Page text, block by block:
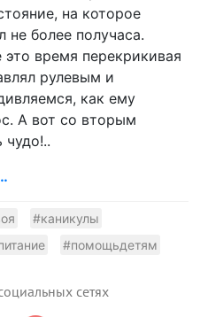
на которое
не более получаса.
время перекрикивая
рулевым и
как ему
А вот со вторым
чудо!..
#каникулы
#помощьдетям
сетях